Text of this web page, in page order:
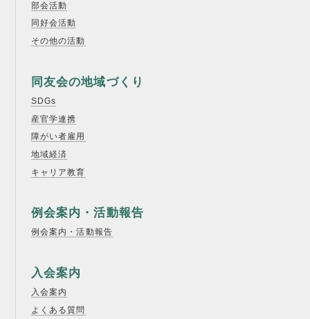
部会活動
同好会活動
その他の活動
同友会の地域づくり
SDGs
産官学連携
障がい者雇用
地域経済
キャリア教育
例会案内・活動報告
例会案内・活動報告
入会案内
入会案内
よくある質問